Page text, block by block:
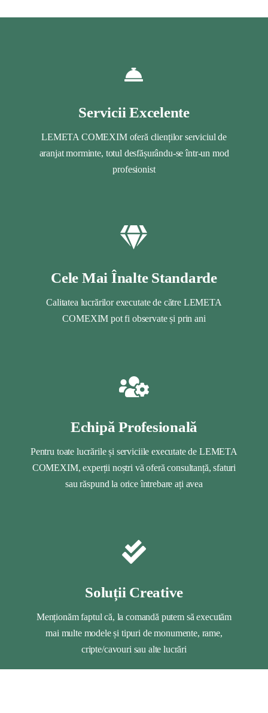
Servicii Excelente
LEMETA COMEXIM oferă clienților serviciul de
aranjat morminte, totul desfășurându-se într-un mod
profesionist
Cele Mai Înalte Standarde
Calitatea lucrărilor executate de către LEMETA
COMEXIM pot fi observate și prin ani
Echipă Profesională
Pentru toate lucrările și serviciile executate de LEMETA
COMEXIM, experții noștri vă oferă consultanță, sfaturi
sau răspund la orice întrebare ați avea
Soluții Creative
Menționăm faptul că, la comandă putem să executăm
mai multe modele și tipuri de monumente, rame,
cripte/cavouri sau alte lucrări